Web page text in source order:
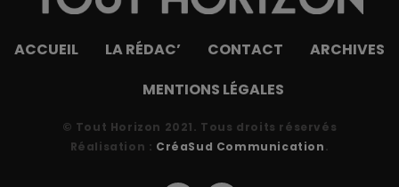
ACCUEIL LA RÉDAC’ CONTACT
ARCHIVES
MENTIONS LÉGALES
© Tout Horizon 2021. Tous droits réservés
Réalisation : CréaSud Communication.